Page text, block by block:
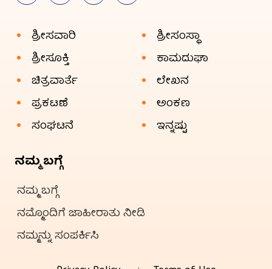
ಶ್ರೀಸವಾರಿ
ಶ್ರೀಸಂಸ್ಥಾ
ಶ್ರೀಸೂಕ್ತಿ
ಕಾಮದುಘಾ
ಚಿತ್ರವಾರ್ತೆ
ಲೇಖನ
ಪ್ರಕಟಣೆ
ಅಂಕಣ
ಸಂಘಟನೆ
ಇನ್ನಷ್ಟು
ನಮ್ಮ ಬಗ್ಗೆ
ನಮ್ಮ ಬಗ್ಗೆ
ನಮ್ಮೊಂದಿಗೆ ಜಾಹೀರಾತು ನೀಡಿ
ನಮ್ಮನ್ನು ಸಂಪರ್ಕಿಸಿ